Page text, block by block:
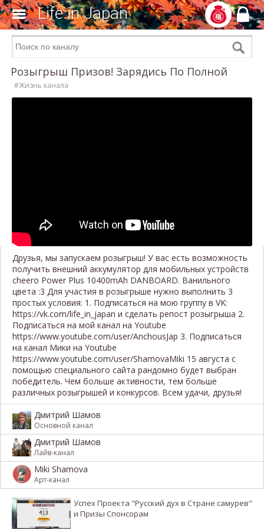
Life in Japan
Розыгрыш Призов! Зарядись По Полной
#Жизнь канала
Друзья, мы запускаем розыгрыш! У вас есть возможность
получить внешний аккумулятор для мобильных устройств
cheero Power Plus 10400mAh DANBOARD. Ванильного
цвета :3 Для участия в розыгрыше нужно выполнить 3
простых условия: 1. Подписаться на мою группу в VK:
https://vk.com/life_in_japan и сделать репост розыгрыша 2.
Подписаться на мой канал на Youtube
https://www.youtube.com/user/AnchousJap 3. Подписаться
на канал Мики на Youtube
https://www.youtube.com/user/ShamovaMiki 15 августа c
помощью специального сайта рандомно будет выбран
победитель. Чем больше активности, тем больше
различных розыгрышей и конкурсов. Всем удачи, друзья!
Дмитрий Шамов
Основной канал
Дмитрий Шамов
Лайв-канал
Miki Shamova
Арт-канал
Успех Проекта "Русский дух в Стране самурев"
и Призы Спонсорам